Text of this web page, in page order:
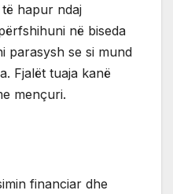
hapur ndaj
në biseda
parasysh se si mund
Fjalët tuaja kanë
mençuri.
financiar dhe